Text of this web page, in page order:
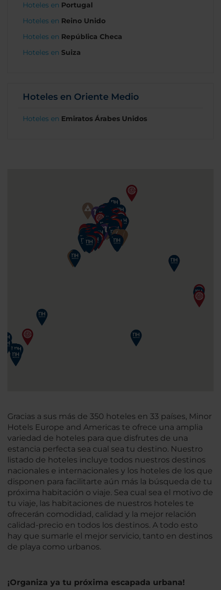
Hoteles en Portugal
Hoteles en Reino Unido
Hoteles en República Checa
Hoteles en Suiza
Hoteles en Oriente Medio
Hoteles en Emiratos Árabes Unidos
Gracias a sus más de 350 hoteles en 33 países, Minor
Hotels Europe and Americas te ofrece una amplia
variedad de hoteles para que disfrutes de una
estancia perfecta sea cual sea tu destino. Nuestro
listado de hoteles incluye todos nuestros destinos
nacionales e internacionales y los hoteles de los que
disponen para facilitarte aún más la búsqueda de tu
próxima habitación o viaje. Sea cual sea el motivo de
tu viaje, las habitaciones de nuestros hoteles te
ofrecerán comodidad, calidad y la mejor relación
calidad-precio en todos los destinos. A todo esto
hay que sumarle el mejor servicio, tanto en destinos
de playa como urbanos.
¡Organiza ya tu próxima escapada urbana!